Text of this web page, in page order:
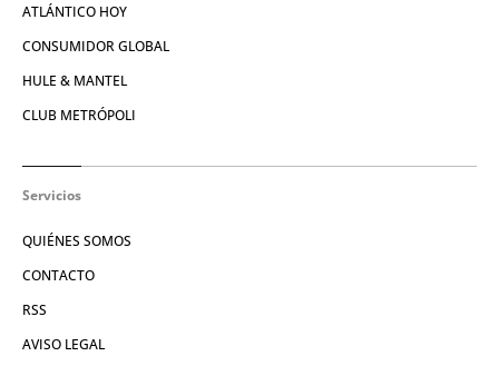
ATLÁNTICO HOY
CONSUMIDOR GLOBAL
HULE & MANTEL
CLUB METRÓPOLI
Servicios
QUIÉNES SOMOS
CONTACTO
RSS
AVISO LEGAL